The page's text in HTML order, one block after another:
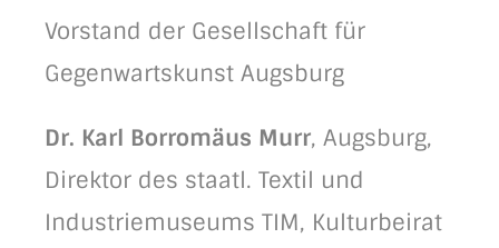
Vorstand der Gesellschaft für
Gegenwartskunst Augsburg
Dr. Karl Borromäus Murr, Augsburg,
Direktor des staatl. Textil und
Industriemuseums TIM, Kulturbeirat